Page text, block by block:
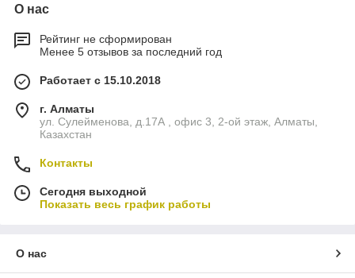
О нас
Рейтинг не сформирован
Менее 5 отзывов за последний год
Работает с 15.10.2018
г. Алматы
ул. Сулейменова, д.17А , офис 3, 2-ой этаж, Алматы,
Казахстан
Контакты
Сегодня выходной
Показать весь график работы
О нас